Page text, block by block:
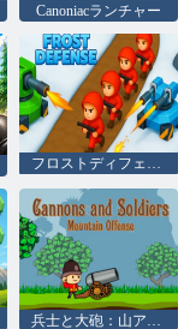
Canoniacランチャー
フロストディフェンス